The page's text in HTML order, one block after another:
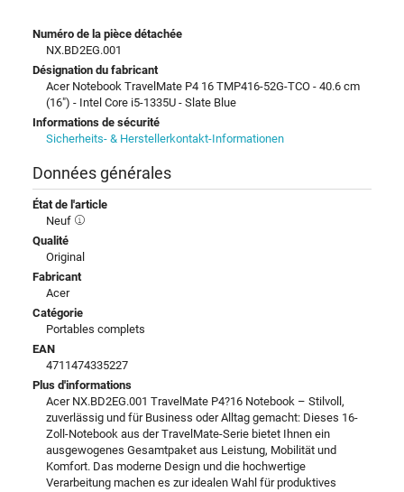
Numéro de la pièce détachée
NX.BD2EG.001
Désignation du fabricant
Acer Notebook TravelMate P4 16 TMP416-52G-TCO - 40.6 cm
(16") - Intel Core i5-1335U - Slate Blue
Informations de sécurité
Sicherheits- & Herstellerkontakt-Informationen
Données générales
État de l'article
Neuf
Qualité
Original
Fabricant
Acer
Catégorie
Portables complets
EAN
4711474335227
Plus d'informations
Acer NX.BD2EG.001 TravelMate P4?16 Notebook – Stilvoll,
zuverlässig und für Business oder Alltag gemacht: Dieses 16-
Zoll-Notebook aus der TravelMate-Serie bietet Ihnen ein
ausgewogenes Gesamtpaket aus Leistung, Mobilität und
Komfort. Das moderne Design und die hochwertige
Verarbeitung machen es zur idealen Wahl für produktives